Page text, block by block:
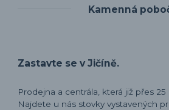
Kamenná
Zastavte se v Jičíně.
Prodejna a centrála, která již přes 25
Najdete u nás stovky vystavených